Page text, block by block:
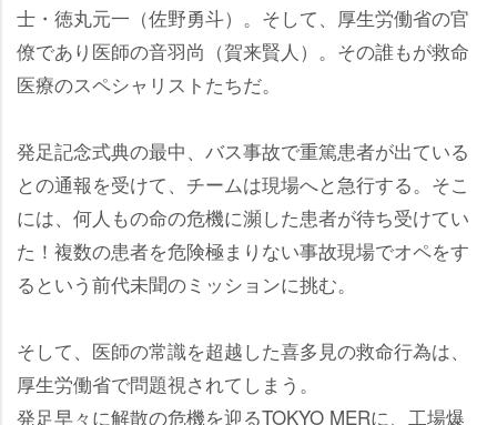
士・徳丸元一（佐野勇斗）。そして、厚生労働省の官
僚であり医師の音羽尚（賀来賢人）。その誰もが救命
医療のスペシャリストたちだ。
発足記念式典の最中、バス事故で重篤患者が出ている
との通報を受けて、チームは現場へと急行する。そこ
には、何人もの命の危機に瀕した患者が待ち受けてい
た！複数の患者を危険極まりない事故現場でオペをす
るという前代未聞のミッションに挑む。
そして、医師の常識を超越した喜多見の救命行為は、
厚生労働省で問題視されてしまう。
発足早々に解散の危機を迎るTOKYO MERに、工場爆